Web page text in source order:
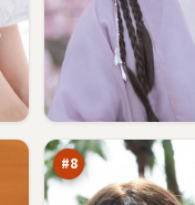
#8
紫
凶
90
万